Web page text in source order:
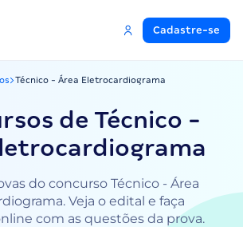
Cadastre-se
Técnico - Área Eletrocardiograma
de Técnico -
do concurso Técnico - Área
Veja o edital e faça
com as questões da prova.